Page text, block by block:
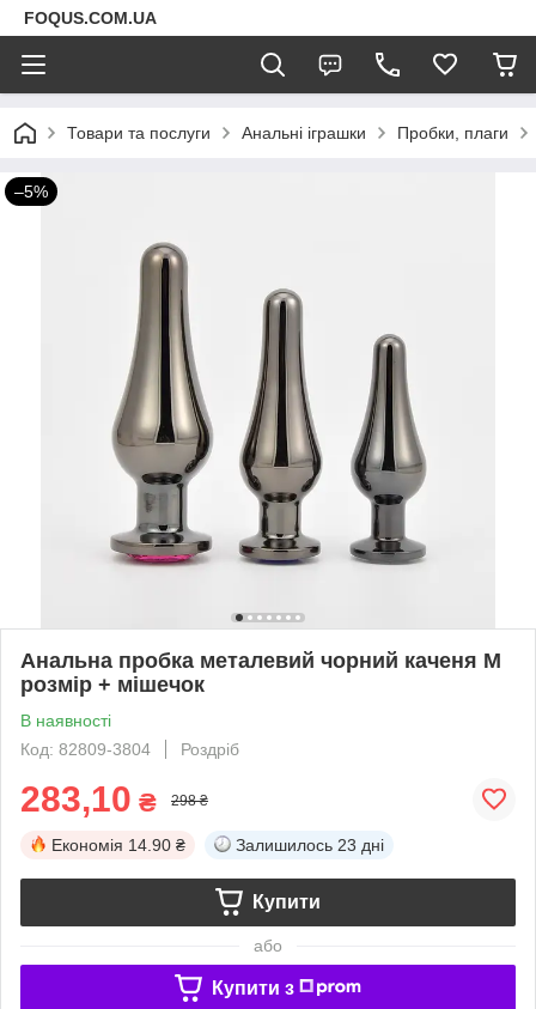
FOQUS.COM.UA
Товари та послуги Анальні іграшки Пробки, плаги
–5%
Анальна пробка металевий чорний каченя M
розмір + мішечок
В наявності
Код: 82809-3804
Роздріб
283,10 ₴ 298 ₴
Економія 14.90 ₴ Залишилось 23 дні
Купити
або
Купити з